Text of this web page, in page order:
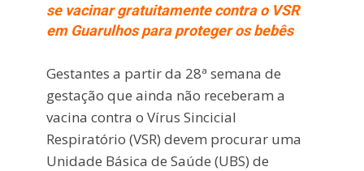
se vacinar gratuitamente contra o VSR
em Guarulhos para proteger os bebês
Gestantes a partir da 28ª semana de
gestação que ainda não receberam a
vacina contra o Vírus Sincicial
Respiratório (VSR) devem procurar uma
Unidade Básica de Saúde (UBS) de